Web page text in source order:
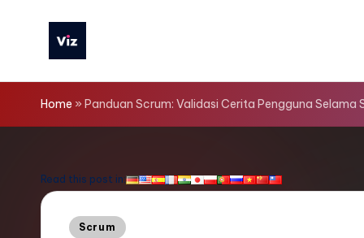
V
iz
o
Home » Panduan Scrum: Validasi Cerita Pengguna Selama
Read this post in:
Posted
Scrum